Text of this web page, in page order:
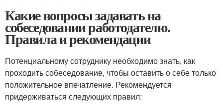
Какие вопросы задавать на
собеседовании работодателю.
Правила и рекомендации
Потенциальному сотруднику необходимо знать, как
проходить собеседование, чтобы оставить о себе только
положительное впечатление. Рекомендуется
придерживаться следующих правил: